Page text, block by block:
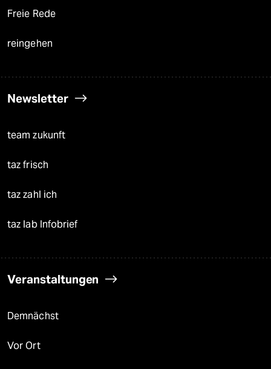
Freie Rede
reingehen
Newsletter
team zukunft
taz frisch
taz zahl ich
taz lab Infobrief
Veranstaltungen
Demnächst
Vor Ort